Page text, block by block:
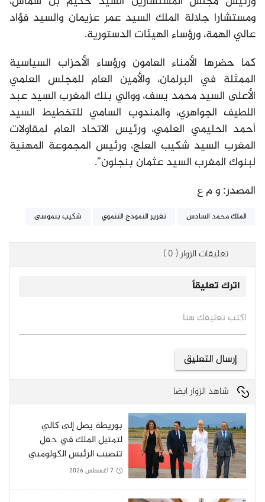
ومستشارا جلالة الملك السيد عمر عزيمان والسيد فؤاد
عالي الهمة، ورؤساء الهيئات الدستورية.
كما حضرها الأمناء العامون ورؤساء الأحزاب السياسية
الممثلة في البرلمان، والأمين العام للمجلس العلمي
الأعلى السيد محمد يسف، ووالي بنك المغرب السيد عبد
اللطيف الجواهري، والمندوب السامي للتخطيط السيد
أحمد الحليمي العلمي، ورئيس الاتحاد العام لمقاولات
المغرب السيد شكيب العلج، ورئيس المجموعة المهنية
لبنوك المغرب السيد عثمان بنجلون”.
المصدر: و م ع
الملك محمد السادس تقرير النموذج التنموي شكيب بنموسى
تعليقات الزوار ( 0 )
اترك تعليقاً
اكتب تعليقك هنا
شاهد الزوار ايضا
بوريطة يصل إلى كالي
لتمثيل الملك في حفل
تنصيب الرئيس الكولومبي
الجديد
7 أغسطس 2026